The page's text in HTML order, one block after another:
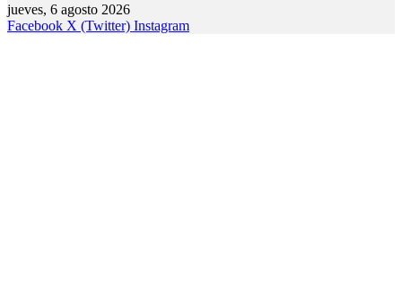
jueves, 6 agosto 2026
Facebook X (Twitter) Instagram